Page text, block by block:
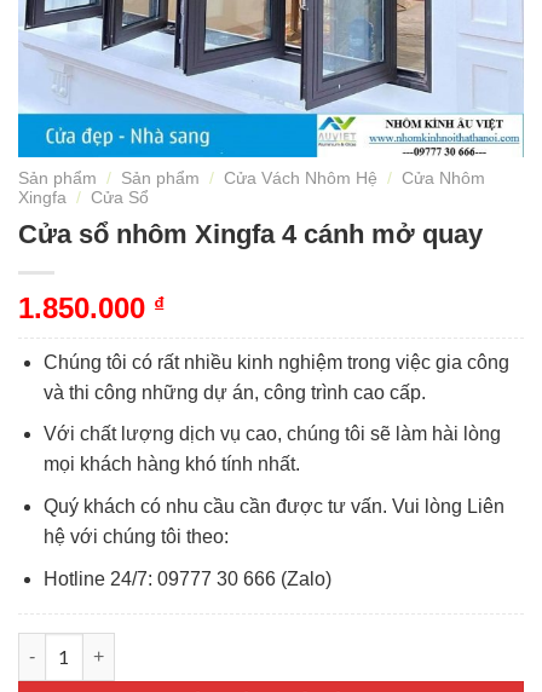
Sản phẩm / Sản phẩm / Cửa Vách Nhôm Hệ / Cửa Nhôm
Xingfa / Cửa Sổ
Cửa sổ nhôm Xingfa 4 cánh mở quay
1.850.000 ₫
Chúng tôi có rất nhiều kinh nghiệm trong việc gia công
và thi công những dự án, công trình cao cấp.
Với chất lượng dịch vụ cao, chúng tôi sẽ làm hài lòng
mọi khách hàng khó tính nhất.
Quý khách có nhu cầu cần được tư vấn. Vui lòng Liên
hệ với chúng tôi theo:
Hotline 24/7: 09777 30 666 (Zalo)